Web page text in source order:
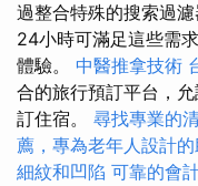
過整合特殊的搜索過
24小時可滿足這些需
體驗。 中醫推拿技術
合的旅行預訂平台，
訂住宿。 尋找專業的
薦，專為老年人設計
細紋和凹陷 可靠的會